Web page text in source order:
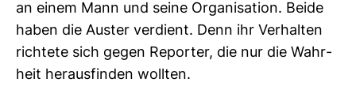
an einem Mann und seine Orga­ni­sa­tion. Beide
haben die Auster ver­dient. Denn ihr Ver­halten
rich­tete sich gegen Reporter, die nur die Wahr­
heit her­aus­finden wollten.